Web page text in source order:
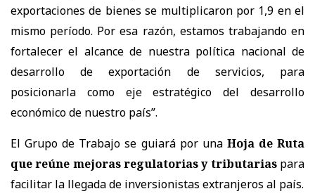
exportaciones de bienes se multiplicaron por 1,9 en el
mismo período. Por esa razón, estamos trabajando en
fortalecer el alcance de nuestra política nacional de
desarrollo de exportación de servicios, para
posicionarla como eje estratégico del desarrollo
económico de nuestro país”.
El Grupo de Trabajo se guiará por una Hoja de Ruta
que reúne mejoras regulatorias y tributariaspara
facilitar la llegada de inversionistas extranjeros al país.